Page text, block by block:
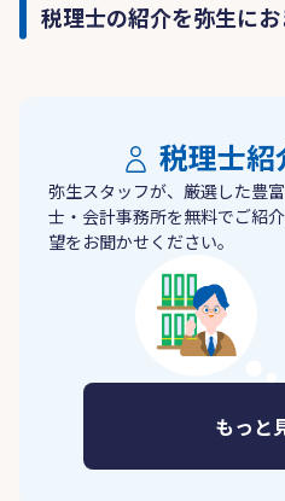
税理士の紹介を弥生に
税理士紹
弥生スタッフが、厳選した豊
士・会計事務所を無料でご紹
望をお聞かせください。
もっと